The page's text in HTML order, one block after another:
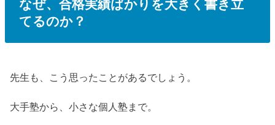
なぜ、合格実績ばかりを大きく書き立
てるのか？
先生も、こう思ったことがあるでしょう。
大手塾から、小さな個人塾まで。